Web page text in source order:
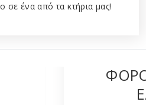
σε ένα από τα κτήρια μας!